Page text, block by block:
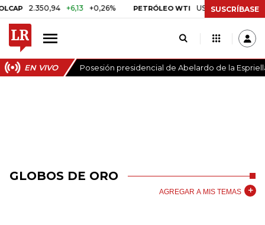
2.350,94 +6,13 +0,26% PETRÓLEO WTI US$ 78,01 US$ 2,92
SUSCRÍBASE
EN VIVO Posesión presidencial de Abelardo de la
GLOBOS DE ORO
AGREGAR A MIS TEMAS